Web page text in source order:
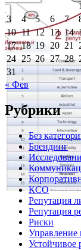
Architecture
3
4 5 6 7
10 11 12 13 14
17 18 19 20 21
24 25 26 27 28
31
« Фев
Рубрики
Без
Брендинг
КСО
Репутация
Репутация
Риски
Управление
Устойчивое